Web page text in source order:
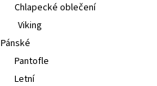
Chlapecké oblečení
Viking
Pánské
Pantofle
Letní